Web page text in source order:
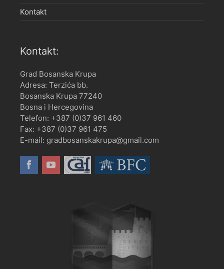
Kontakt
Kontakt:
Grad Bosanska Krupa
Adresa: Terzića bb.
Bosanska Krupa 77240
Bosna i Hercegovina
Telefon: +387 (0)37 961 460
Fax: +387 (0)37 961 475
E-mail: gradbosanskakrupa@gmail.com